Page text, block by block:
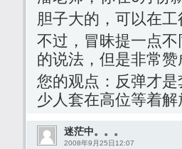
胆子大的，可以在
不过，冒昧提一点
的说法，但是非常
您的观点：反弹才
少人套在高位等着解
迷茫中。。。
2008年9月25日12:07